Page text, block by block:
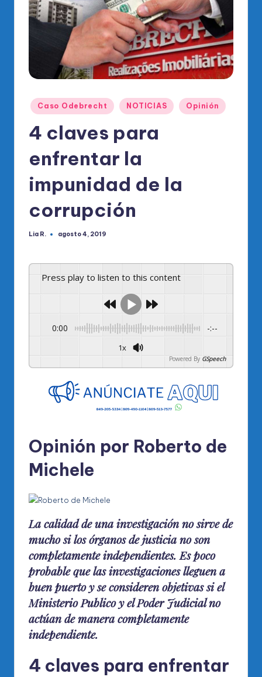
di
O
al
el
R
M
Publicado
en
Caso Odebrecht NOTICIAS Opinión
4 claves para
enfrentar la
impunidad de la
corrupción
Publicado
Lia R. agosto 4, 2019
Press play to listen to this content
0:00 -:--
1x
Powered By GSpeech
Opinión por Roberto de
Michele
La calidad de una investigación no sirve de
mucho si los órganos de justicia no son
completamente independientes. Es poco
probable que las investigaciones lleguen a
buen puerto y se consideren objetivas si el
Ministerio Publico y el Poder Judicial no
actúan de manera completamente
independiente.
4 claves para enfrentar